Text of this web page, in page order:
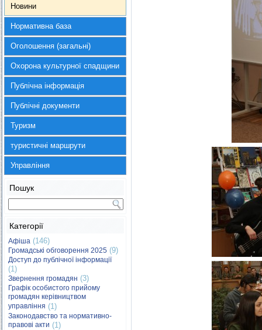
Новини
Нормативна база
Оголошення (загальні)
Охорона культурної спадщини
Публічна інформація
Публічні документи
Туризм
туристичні маршрути
Управління
Пошук
Категорії
Афіша (146)
Громадські обговорення 2025 (9)
Доступ до публічної інформації
(1)
Звернення громадян (3)
Графік особистого прийому
громадян керівництвом
управління (1)
Законодавство та нормативно-
правові акти (1)